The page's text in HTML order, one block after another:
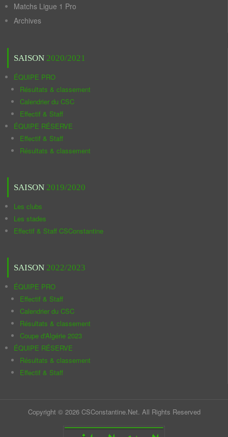
Matchs Ligue 1 Pro
Archives
SAISON 2020/2021
ÉQUIPE PRO
Résultats & classement
Calendrier du CSC
Effectif & Staff
ÉQUIPE RÉSERVE
Effectif & Staff
Résultats & classement
SAISON 2019/2020
Les clubs
Les stades
Effectif & Staff CSConstantine
SAISON 2022/2023
ÉQUIPE PRO
Effectif & Staff
Calendrier du CSC
Résultats & classement
Coupe d'Algérie 2023
ÉQUIPE RÉSERVE
Résultats & classement
Effectif & Staff
Copyright © 2026 CSConstantine.Net. All Rights Reserved